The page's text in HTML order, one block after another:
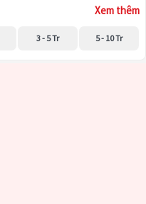
Xem thêm
3 - 5 Tr 5 - 10 Tr